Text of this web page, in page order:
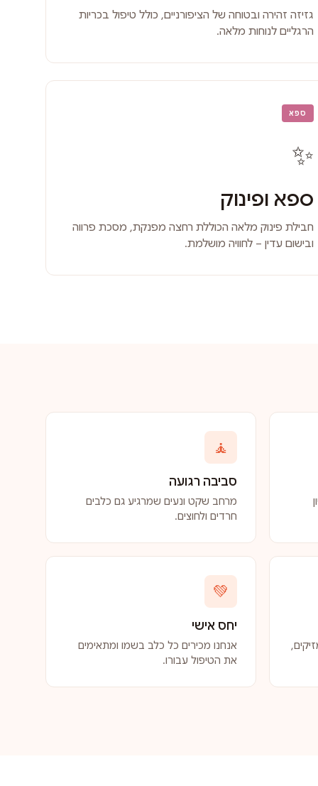
גזיזה זהירה ובטוחה של הציפורניים, כולל טיפול בכריות
הרגליים לנוחות מלאה.
ספא
✨
ספא ופינוק
חבילת פינוק מלאה הכוללת רחצה מפנקת, מסכת פרווה
ובישום עדין – לחוויה מושלמת.
🧘
סביבה רגועה
מרחב שקט ונעים שמרגיע גם כלבים
חרדים ולחוצים.
💚
יחס אישי
אנחנו מכירים כל כלב בשמו ומתאימים
את הטיפול עבורו.